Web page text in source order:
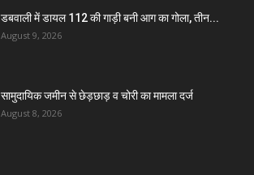
डबवाली में डायल 112 की गाड़ी बनी आग का गोला, तीन...
August 9, 2026
सामुदायिक जमीन से छेड़छाड़ व चोरी का मामला दर्ज
August 8, 2026